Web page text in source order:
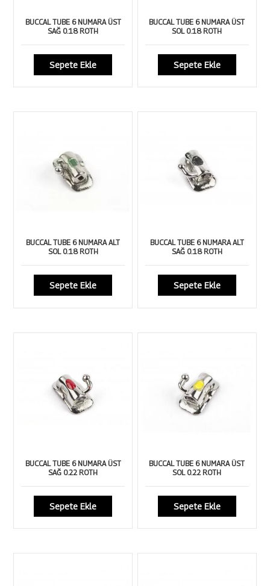
BUCCAL TUBE 6 NUMARA ÜST
SAĞ 0.18 ROTH
Sepete Ekle
BUCCAL TUBE 6 NUMARA ÜST
SOL 0.18 ROTH
Sepete Ekle
BUCCAL TUBE 6 NUMARA ALT
SOL 0.18 ROTH
Sepete Ekle
BUCCAL TUBE 6 NUMARA ALT
SAĞ 0.18 ROTH
Sepete Ekle
BUCCAL TUBE 6 NUMARA ÜST
SAĞ 0.22 ROTH
Sepete Ekle
BUCCAL TUBE 6 NUMARA ÜST
SOL 0.22 ROTH
Sepete Ekle